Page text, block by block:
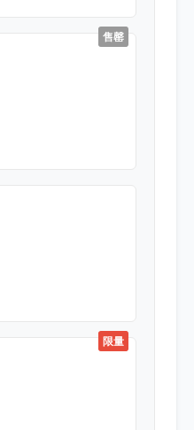
售罄
限量